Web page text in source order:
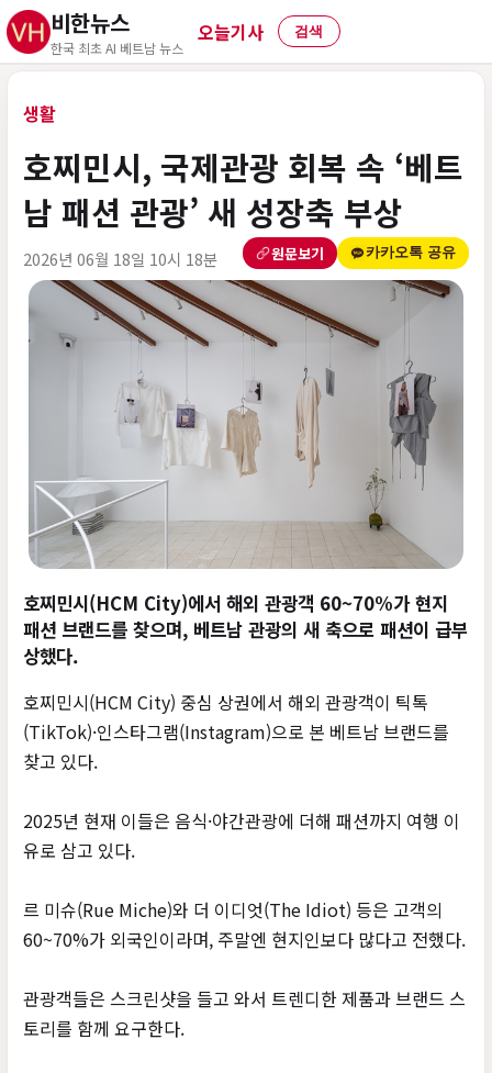
비한뉴스
한국 최초 AI 베트남 뉴스
오늘기사 검색
생활
호찌민시, 국제관광 회복 속 ‘베트
남 패션 관광’ 새 성장축 부상
2026년 06월 18일 10시 18분 원문보기 카카오톡 공유
호찌민시(HCM City)에서 해외 관광객 60~70%가 현지
패션 브랜드를 찾으며, 베트남 관광의 새 축으로 패션이 급부
상했다.
호찌민시(HCM City) 중심 상권에서 해외 관광객이 틱톡
(TikTok)·인스타그램(Instagram)으로 본 베트남 브랜드를
찾고 있다.
2025년 현재 이들은 음식·야간관광에 더해 패션까지 여행 이
유로 삼고 있다.
르 미슈(Rue Miche)와 더 이디엇(The Idiot) 등은 고객의
60~70%가 외국인이라며, 주말엔 현지인보다 많다고 전했다.
관광객들은 스크린샷을 들고 와서 트렌디한 제품과 브랜드 스
토리를 함께 요구한다.